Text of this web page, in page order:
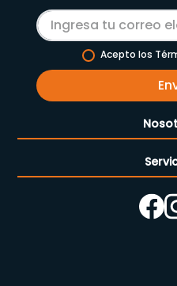
Acepto los
Nuestra
Cómo